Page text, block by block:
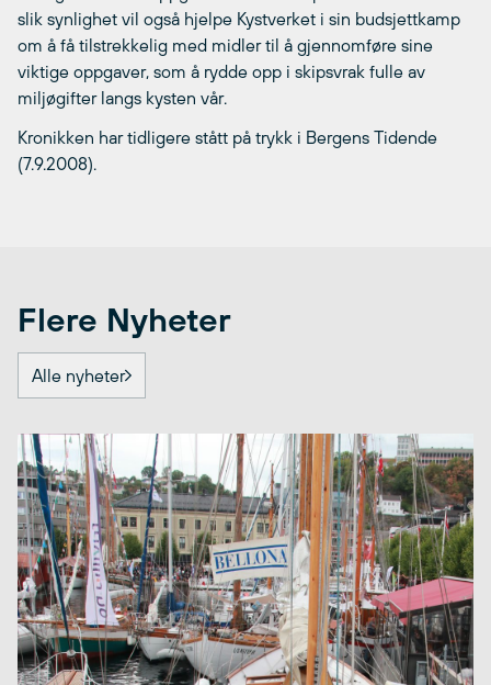
slik synlighet vil også hjelpe Kystverket i sin budsjettkamp
om å få tilstrekkelig med midler til å gjennomføre sine
viktige oppgaver, som å rydde opp i skipsvrak fulle av
miljøgifter langs kysten vår.
Kronikken har tidligere stått på trykk i Bergens Tidende
(7.9.2008).
Flere Nyheter
Alle nyheter